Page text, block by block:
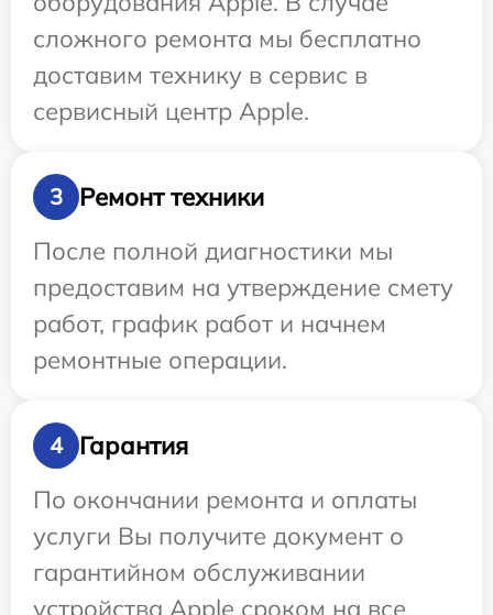
сложного ремонта мы бесплатно
доставим технику в сервис в
сервисный центр Apple.
3
Ремонт техники
После полной диагностики мы
предоставим на утверждение смету
работ, график работ и начнем
ремонтные операции.
4
Гарантия
По окончании ремонта и оплаты
услуги Вы получите документ о
гарантийном обслуживании
устройства Apple сроком на все